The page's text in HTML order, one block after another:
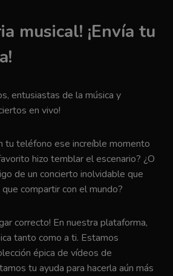
musical! ¡Envía tu
entusiastas de la música y
en vivo!
tu teléfono ese increíble momento
hizo temblar el escenario? ¿O
de un concierto inolvidable que
compartir con el mundo?
correcto! En nuestra plataforma,
tanto como a ti. Estamos
épica de vídeos de
tu ayuda para hacerla aún más